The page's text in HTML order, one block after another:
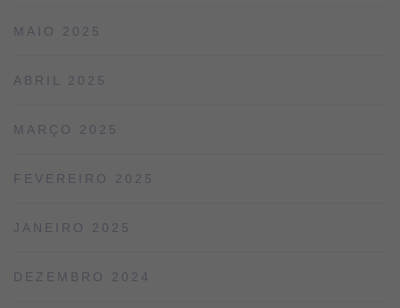
MAIO 2025
ABRIL 2025
MARÇO 2025
FEVEREIRO 2025
JANEIRO 2025
DEZEMBRO 2024